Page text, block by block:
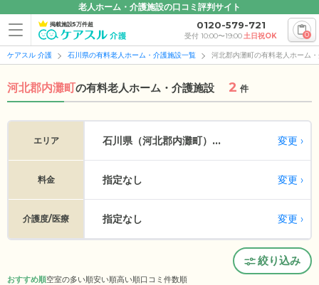
老人ホーム・介護施設の口コミ評判サイト
掲載施設5万件超 0120-579-721
受付 10:00〜19:00土日祝OK 0
ケアスル 介護 石川県の有料老人ホーム・介護施設一覧 河北郡内灘町の有料老人ホーム
河北郡内灘町の有料老人ホーム・介護施設 2 件
エリア 石川県（河北郡内灘町）... 変更
料金 指定なし 変更
介護度/医療 指定なし 変更
絞り込み
おすすめ順空室の多い順安い順高い順口コミ件数順